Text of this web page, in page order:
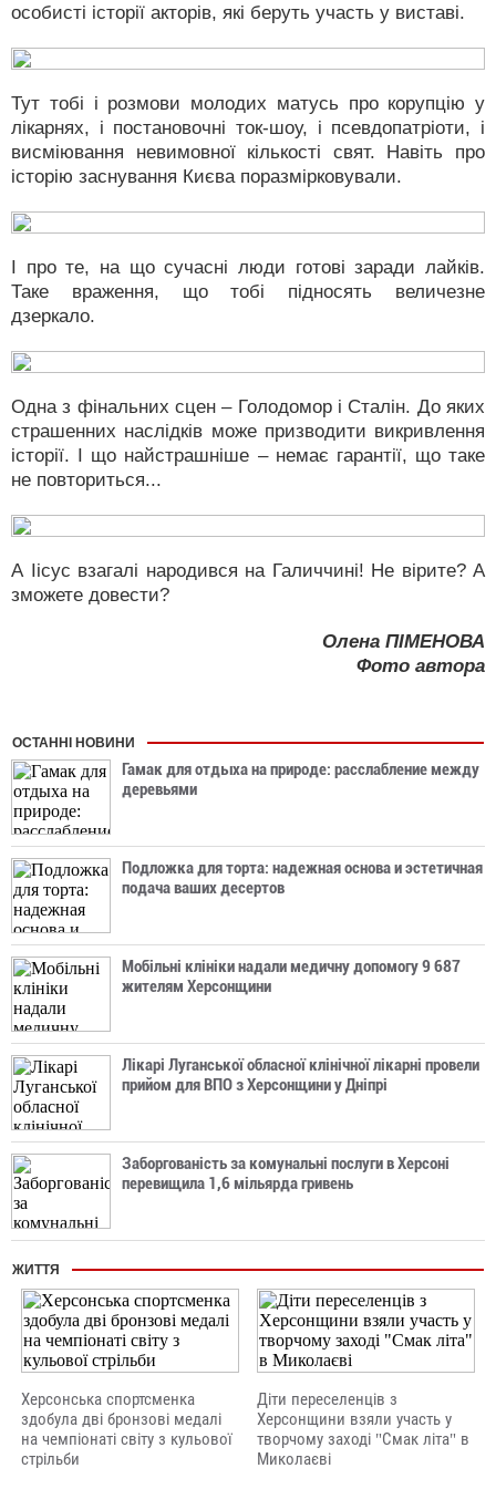
особисті історії акторів, які беруть участь у виставі.
Тут тобі і розмови молодих матусь про корупцію у
лікарнях, і постановочні ток-шоу, і псевдопатріоти, і
висміювання невимовної кількості свят. Навіть про
історію заснування Києва поразмірковували.
І про те, на що сучасні люди готові заради лайків.
Таке враження, що тобі підносять величезне
дзеркало.
Одна з фінальних сцен – Голодомор і Сталін. До яких
страшенних наслідків може призводити викривлення
історії. І що найстрашніше – немає гарантії, що таке
не повториться...
А Іісус взагалі народився на Галиччині! Не вірите? А
зможете довести?
Олена ПІМЕНОВА
Фото автора
ОСТАННІ НОВИНИ
Гамак для отдыха на природе: расслабление между
деревьями
Подложка для торта: надежная основа и эстетичная
подача ваших десертов
Мобільні клініки надали медичну допомогу 9 687
жителям Херсонщини
Лікарі Луганської обласної клінічної лікарні провели
прийом для ВПО з Херсонщини у Дніпрі
Заборгованість за комунальні послуги в Херсоні
перевищила 1,6 мільярда гривень
ЖИТТЯ
Херсонська спортсменка
здобула дві бронзові медалі
на чемпіонаті світу з кульової
стрільби
Діти переселенців з
Херсонщини взяли участь у
творчому заході "Смак літа" в
Миколаєві